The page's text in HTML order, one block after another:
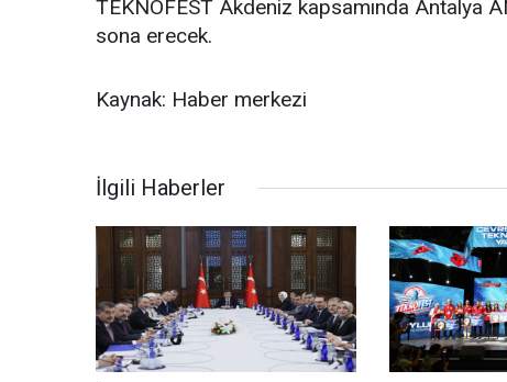
TEKNOFEST Akdeniz kapsamında Antalya
sona erecek.
Kaynak: Haber merkezi
İlgili Haberler